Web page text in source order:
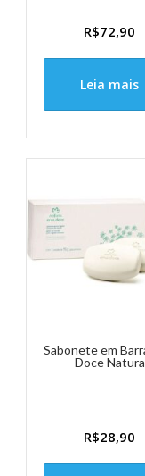
R$72,90
Leia mais
Sabonete em
Doce Natura
R$28,90